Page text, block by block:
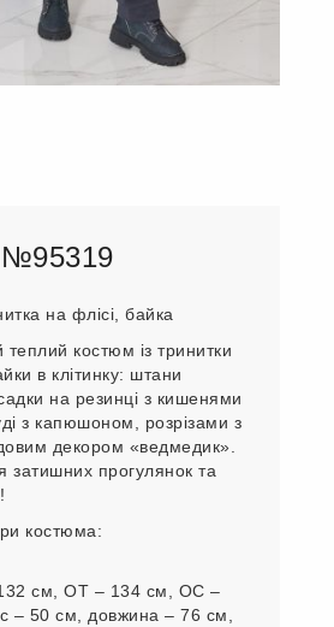
на флісі, байка
теплий костюм із тринитки
в клітинку: штани
на резинці з кишенями
з капюшоном, розрізами з
декором «ведмедик».
затишних прогулянок та
костюма:
см, ОТ – 134 см, ОС –
– 50 см, довжина – 76 см,